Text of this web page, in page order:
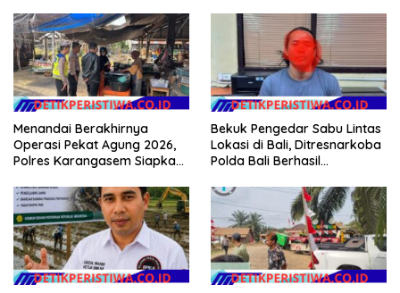
Klarifikasi Isu Hoax
Menandai Berakhirnya
Operasi Pekat Agung 2026,
Polres Karangasem Siapkan
Harkamtibmas
Bekuk Pengedar Sabu Lintas
Lokasi di Bali, Ditresnarkoba
Polda Bali Berhasil
Seberat 123 Gram Lebih